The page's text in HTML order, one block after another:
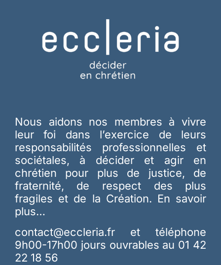
Nous aidons nos membres à vivre
leur foi dans l’exercice de leurs
responsabilités professionnelles et
sociétales, à décider et agir en
chrétien pour plus de justice, de
fraternité, de respect des plus
fragiles et de la Création. En savoir
plus…
contact@eccleria.fr et téléphone
9h00-17h00 jours ouvrables au 01 42
22 18 56